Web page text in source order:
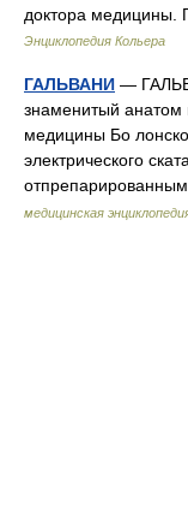
доктора
Энциклопедия Кольера
ГАЛЬВАНИ —
знаменитый
медицины Бо
электрического
медицинская